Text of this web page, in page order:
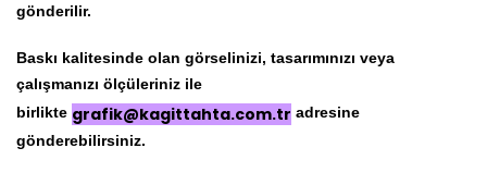
gönderilir.
Baskı kalitesinde olan görselinizi, tasarımınızı veya
çalışmanızı ölçüleriniz ile
birlikte grafik@kagittahta.com.tr adresine
gönderebilirsiniz.